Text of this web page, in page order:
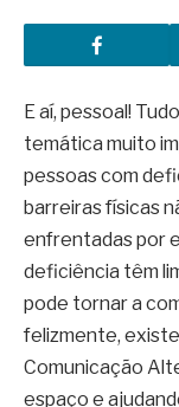
E aí, pessoal!
temática muito
pessoas com
barreiras físicas
enfrentadas por
deficiência têm
pode tornar a
felizmente,
Comunicação
espaço e